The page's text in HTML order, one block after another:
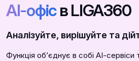
АІ-офісв LIGA360
Аналізуйте, вирішуйте та
Функція обʼєднує в собі АІ-сервіси